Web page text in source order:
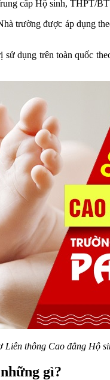
cấp Hộ sinh, THPT/
trường được áp dụng
sử dụng trên toàn quốc
Liên thông Cao đẳng Hộ
gì?